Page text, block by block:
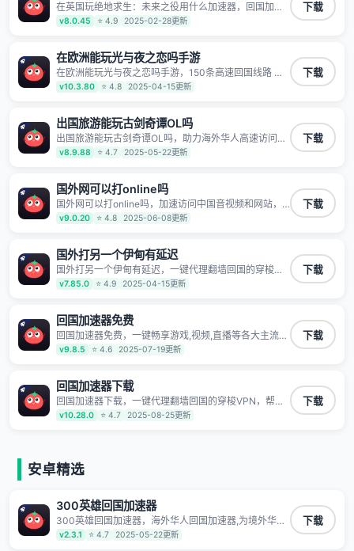
在英国玩绝地求生：未来之役用什么加速器，回国加速
器拥有全球海量节点覆盖，运营商专线不卡顿超稳定，
专为海外华人和留学生打造，帮助海外华人免除地域限
听高品质音乐。
v8.0.45 ⭐ 4.9 2025-02-28更新
下载
在欧洲能玩光与夜之恋吗手游
在欧洲能玩光与夜之恋吗手游，150条高速回国线路 自
有高速中转节点 无需注册 一键连接 提供高速线路 应用
内直达视频音乐app,快人一步 应用模式 App互不干扰 不
数据不泄露 阻止第三方对数据进行窃取和监听
v10.3.80 ⭐ 4.8 2025-04-15更新
下载
出国旅游能玩古剑奇谭OL吗
出国旅游能玩古剑奇谭OL吗，助力海外华人高速访问国
内网络，快速开启国内各直播平台,解决国内视频、音乐
卡顿问题；更能加速海量国服游戏，超低延迟稳定不掉
v8.9.88 ⭐ 4.7 2025-05-22更新
下载
国外网可以打online吗
国外网可以打online吗，加速访问中国音视频和网站，
专业回国加速器，帮你加速访问优酷、bilibili、腾讯视
频、爱奇艺等，加速国服游戏，例如原神、阴阳师、和
录、明日方舟、战双帕弥什、sky光·遇、另一个伊甸园
等国内各种服务,回国加速器致力于帮助海外华人和留学
生、港澳台地区用户提供最好的回国游戏和音乐视频加
速服务，可以在海外或港澳台地区流畅加速国服游戏和
专线。能加速访问优酷、爱奇艺、腾讯视频、B站、芒果
TV、西瓜视频、QQ音乐、网易云音乐、酷狗音乐、YY
等主流网站应用解除限制，带你穿梭加速回国。目前已
有上百万用户，用户整体好评95%以上，一对一在线客
服支持，保障你的使用体验。
v9.0.20 ⭐ 4.8 2025-06-08更新
下载
国外打另一个伊甸有延迟
国外打另一个伊甸有延迟，一键代理翻墙回国的穿梭
VPN，帮助海外华人留学生及港澳台地区用户破除地区
版权限制问题，一键降低游戏延迟，加速访问中国网
v7.85.0 ⭐ 4.9 2025-04-15更新
下载
回国加速器免费
回国加速器免费，一键畅享游戏,视频,直播等各大主流
App应用,视频加载极速不卡顿。人在海外听歌,玩国服游
戏 简单易用。
v9.8.5 ⭐ 4.6 2025-07-19更新
下载
回国加速器下载
回国加速器下载，一键代理翻墙回国的穿梭VPN，帮助
海外华人留学生及港澳台地区用户破除地区版权限制问
题，一键降低游戏延迟，加速访问中国网站、游戏及应
v10.28.0 ⭐ 4.7 2025-08-25更新
下载
安卓精选
300英雄回国加速器
300英雄回国加速器，海外华人回国加速器,为境外华人
解决海外怎么听歌?海外怎么看剧?海外怎么玩游戏不卡
等境外难题,全球回国稳定国内节点,专业、流畅加速让海
v2.3.1 ⭐ 4.7 2025-05-22更新
下载